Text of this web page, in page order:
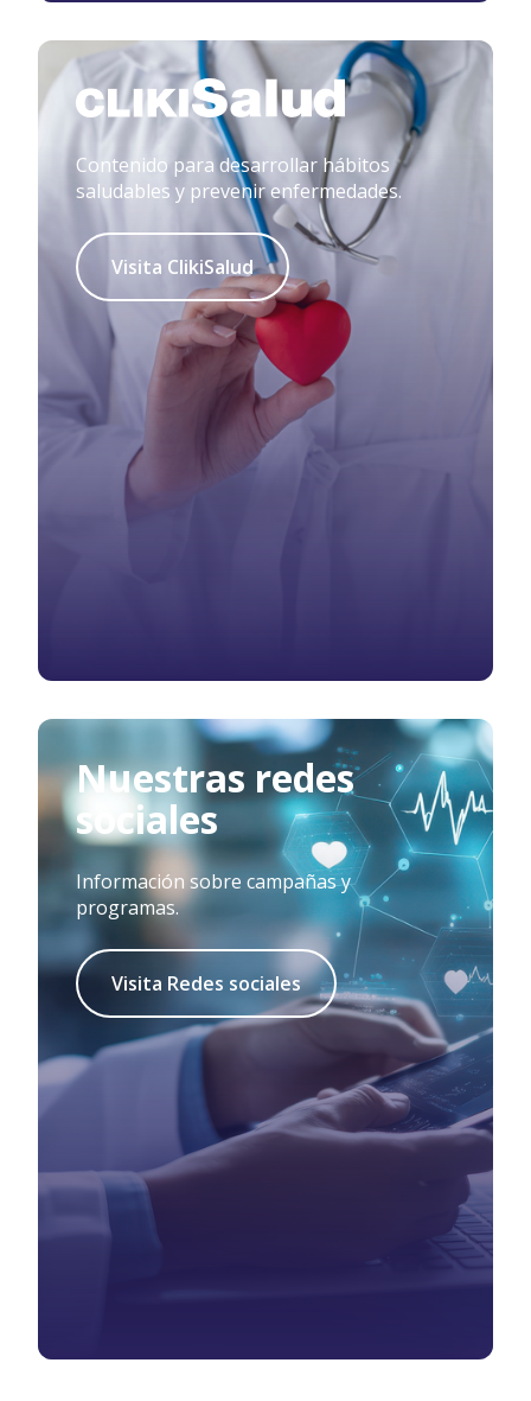
Contenido para desarrollar hábitos
saludables y prevenir enfermedades.
Visita ClikiSalud
Nuestras redes
sociales
Información sobre campañas y
programas.
Visita Redes sociales